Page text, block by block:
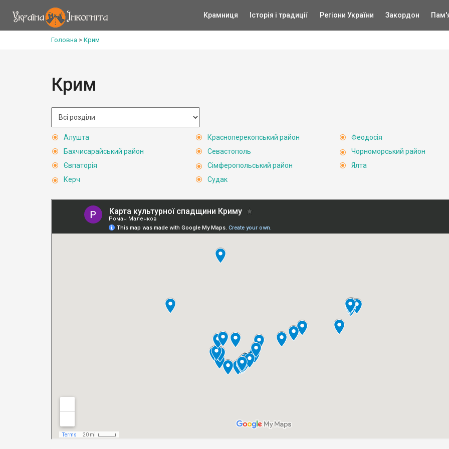
Крамниця Історія і традиції Регіони України Закордон
Головна > Крим
Крим
Алушта
Бахчисарайський район
Євпаторія
Керч
Красноперекопський район
Севастополь
Сімферопольський район
Судак
Феодосія
Чорноморський район
Ялта